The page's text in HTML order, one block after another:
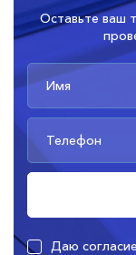
Оставьте ваш
Даю